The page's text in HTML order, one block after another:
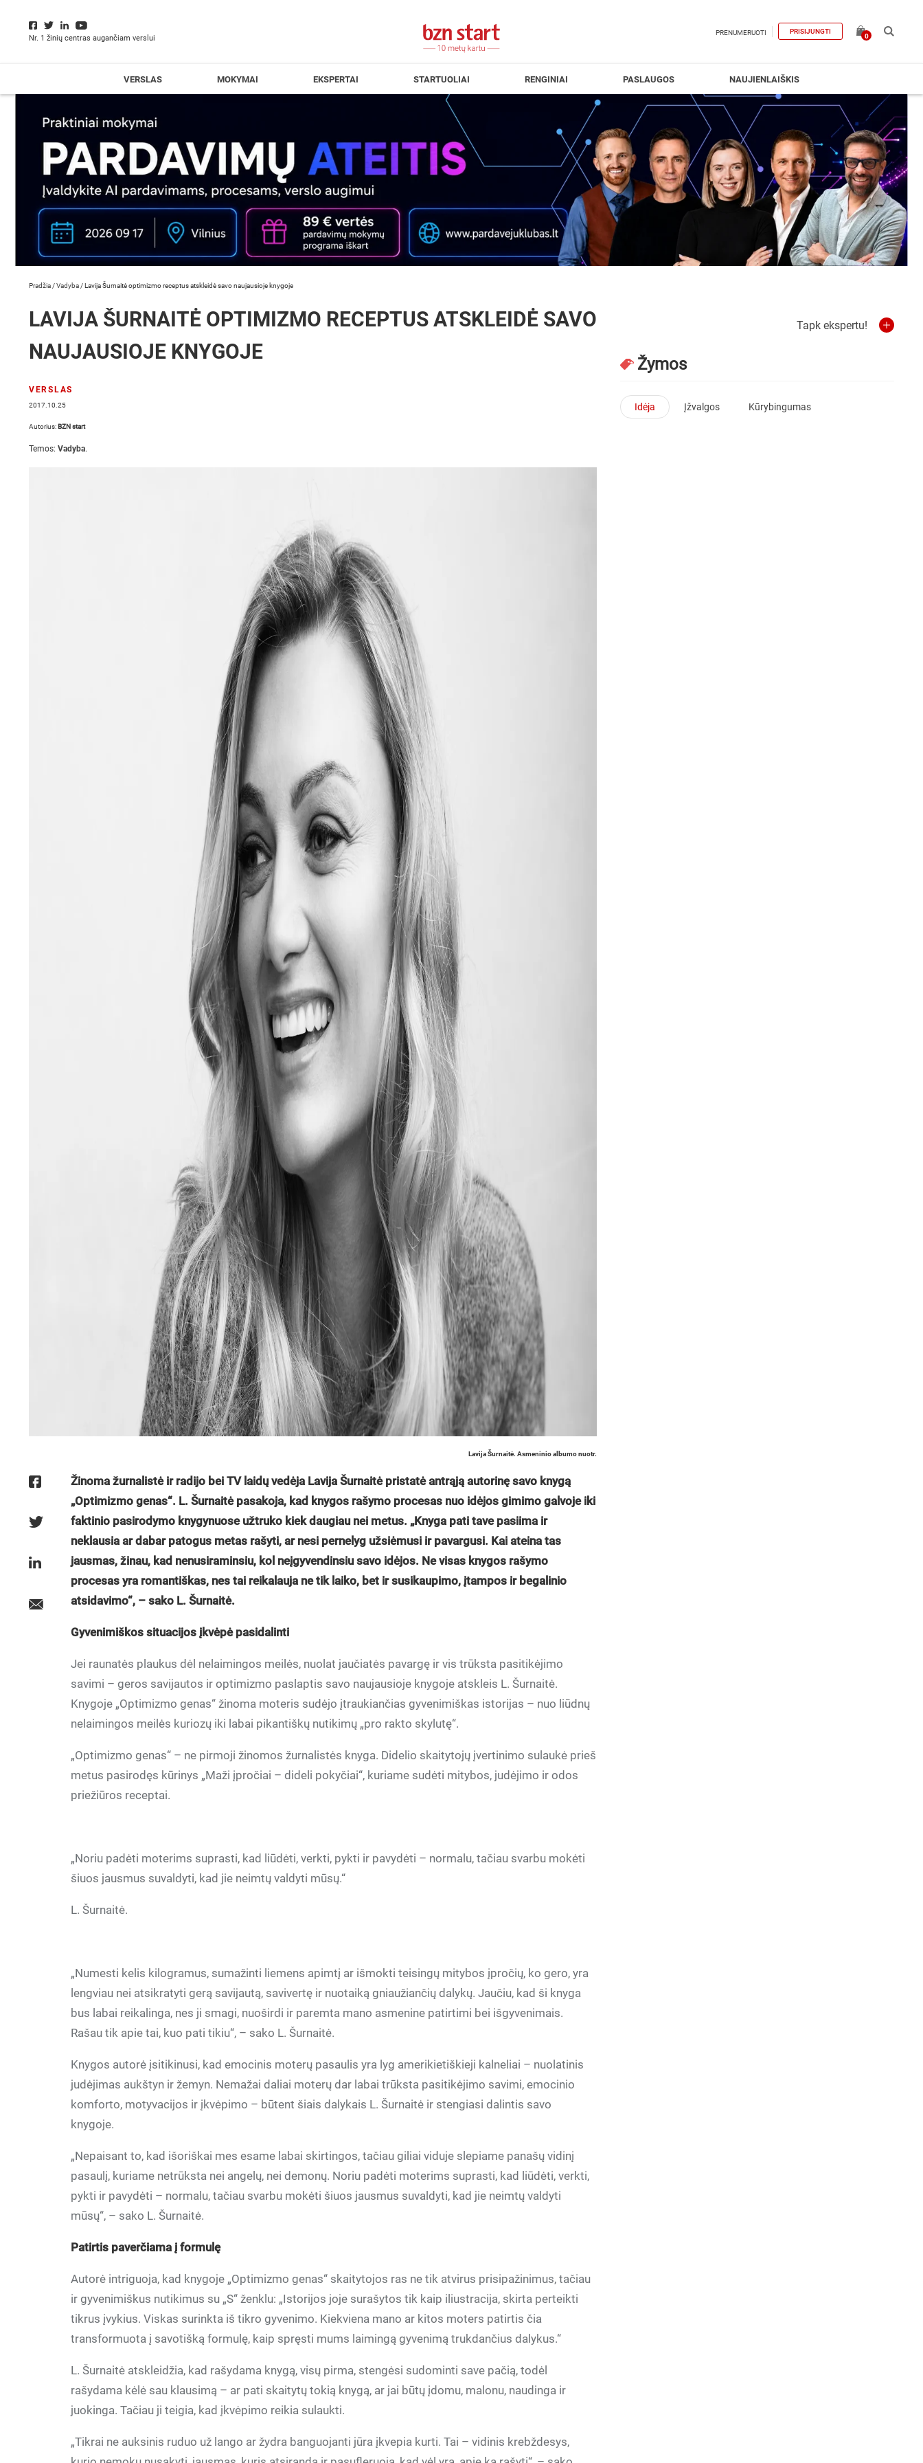
Nr. 1 žinių centras augančiam verslui
PRENUMERUOTI PRISIJUNGTI
0
VERSLAS MOKYMAI EKSPERTAI STARTUOLIAI RENGINIAI PASLAUGOS NAUJIENLAIŠKIS
Pradžia /Vadyba /Lavija Šurnaitė optimizmo receptus atskleidė savo naujausioje knygoje
LAVIJA ŠURNAITĖ OPTIMIZMO RECEPTUS ATSKLEIDĖ SAVO
NAUJAUSIOJE KNYGOJE
VERSLAS
2017.10.25
Autorius: BZN start
Temos: Vadyba.
Lavija Šurnaitė. Asmeninio albumo nuotr.
Žinoma žurnalistė ir radijo bei TV laidų vedėja Lavija Šurnaitė pristatė antrąją autorinę savo knygą
„Optimizmo genas“. L. Šurnaitė pasakoja, kad knygos rašymo procesas nuo idėjos gimimo galvoje iki
faktinio pasirodymo knygynuose užtruko kiek daugiau nei metus. „Knyga pati tave pasiima ir
neklausia ar dabar patogus metas rašyti, ar nesi pernelyg užsiėmusi ir pavargusi. Kai ateina tas
jausmas, žinau, kad nenusiraminsiu, kol neįgyvendinsiu savo idėjos. Ne visas knygos rašymo
procesas yra romantiškas, nes tai reikalauja ne tik laiko, bet ir susikaupimo, įtampos ir begalinio
atsidavimo“, – sako L. Šurnaitė.
Gyvenimiškos situacijos įkvėpė pasidalinti
Jei raunatės plaukus dėl nelaimingos meilės, nuolat jaučiatės pavargę ir vis trūksta pasitikėjimo
savimi – geros savijautos ir optimizmo paslaptis savo naujausioje knygoje atskleis L. Šurnaitė.
Knygoje „Optimizmo genas“ žinoma moteris sudėjo įtraukiančias gyvenimiškas istorijas – nuo liūdnų
nelaimingos meilės kuriozų iki labai pikantiškų nutikimų „pro rakto skylutę“.
„Optimizmo genas“ – ne pirmoji žinomos žurnalistės knyga. Didelio skaitytojų įvertinimo sulaukė prieš
metus pasirodęs kūrinys „Maži įpročiai – dideli pokyčiai“, kuriame sudėti mitybos, judėjimo ir odos
priežiūros receptai.
„Noriu padėti moterims suprasti, kad liūdėti, verkti, pykti ir pavydėti – normalu, tačiau svarbu mokėti
šiuos jausmus suvaldyti, kad jie neimtų valdyti mūsų.“
L. Šurnaitė.
„Numesti kelis kilogramus, sumažinti liemens apimtį ar išmokti teisingų mitybos įpročių, ko gero, yra
lengviau nei atsikratyti gerą savijautą, savivertę ir nuotaiką gniaužiančių dalykų. Jaučiu, kad ši knyga
bus labai reikalinga, nes ji smagi, nuoširdi ir paremta mano asmenine patirtimi bei išgyvenimais.
Rašau tik apie tai, kuo pati tikiu“, – sako L. Šurnaitė.
Knygos autorė įsitikinusi, kad emocinis moterų pasaulis yra lyg amerikietiškieji kalneliai – nuolatinis
judėjimas aukštyn ir žemyn. Nemažai daliai moterų dar labai trūksta pasitikėjimo savimi, emocinio
komforto, motyvacijos ir įkvėpimo – būtent šiais dalykais L. Šurnaitė ir stengiasi dalintis savo
knygoje.
„Nepaisant to, kad išoriškai mes esame labai skirtingos, tačiau giliai viduje slepiame panašų vidinį
pasaulį, kuriame netrūksta nei angelų, nei demonų. Noriu padėti moterims suprasti, kad liūdėti, verkti,
pykti ir pavydėti – normalu, tačiau svarbu mokėti šiuos jausmus suvaldyti, kad jie neimtų valdyti
mūsų“, – sako L. Šurnaitė.
Patirtis paverčiama į formulę
Autorė intriguoja, kad knygoje „Optimizmo genas“ skaitytojos ras ne tik atvirus prisipažinimus, tačiau
ir gyvenimiškus nutikimus su „S“ ženklu: „Istorijos joje surašytos tik kaip iliustracija, skirta perteikti
tikrus įvykius. Viskas surinkta iš tikro gyvenimo. Kiekviena mano ar kitos moters patirtis čia
transformuota į savotišką formulę, kaip spręsti mums laimingą gyvenimą trukdančius dalykus.“
L. Šurnaitė atskleidžia, kad rašydama knygą, visų pirma, stengėsi sudominti save pačią, todėl
rašydama kėlė sau klausimą – ar pati skaitytų tokią knygą, ar jai būtų įdomu, malonu, naudinga ir
juokinga. Tačiau ji teigia, kad įkvėpimo reikia sulaukti.
„Tikrai ne auksinis ruduo už lango ar žydra banguojanti jūra įkvepia kurti. Tai – vidinis krebždesys,
Tapk ekspertu!
Žymos
Idėja Įžvalgos Kūrybingumas